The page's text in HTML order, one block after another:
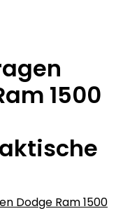
1500
Dodge Ram 1500